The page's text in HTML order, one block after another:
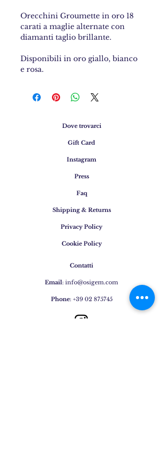
Orecchini Groumette in oro 18
carati a maglie alternate con
diamanti taglio brillante.
Disponibili in oro giallo, bianco
e rosa.
Dove trovarci
Gift Card
Instagram
Press
Faq
Shipping & Returns
Privacy Policy
Cookie Policy
Contatti
Email: info@osigem.com
Phone: +39 02 875745